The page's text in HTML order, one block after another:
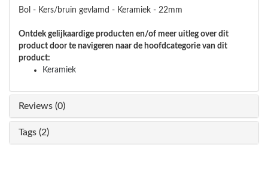
Bol - Kers/bruin gevlamd - Keramiek - 22mm
Ontdek gelijkaardige producten en/of meer uitleg over dit
product door te navigeren naar de hoofdcategorie van dit
product:
Keramiek
Reviews (0)
Tags (2)